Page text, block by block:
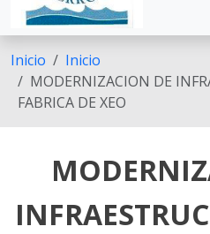
Inicio
Inicio
MODERNIZACION DE
FABRICA DE XEO